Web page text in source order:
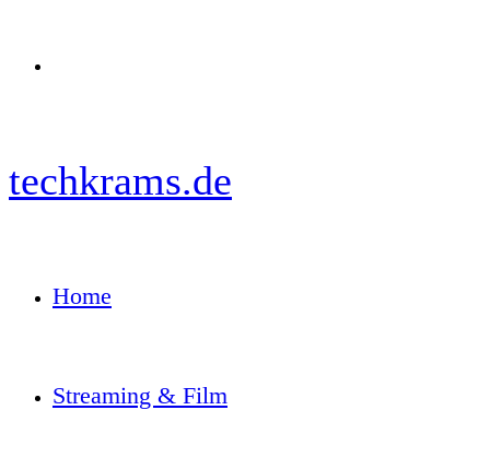
techkrams.de
Home
Streaming & Film